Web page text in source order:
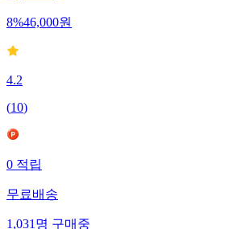
8%46,000원
4.2
(10)
0적립
무료배송